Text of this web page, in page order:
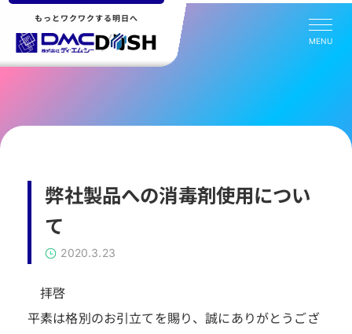
もっとワクワクする明日へ
MENU
弊社製品への消毒剤使用につい
て
2020.3.23
拝啓
平素は格別のお引立てを賜り、誠にありがとうござ